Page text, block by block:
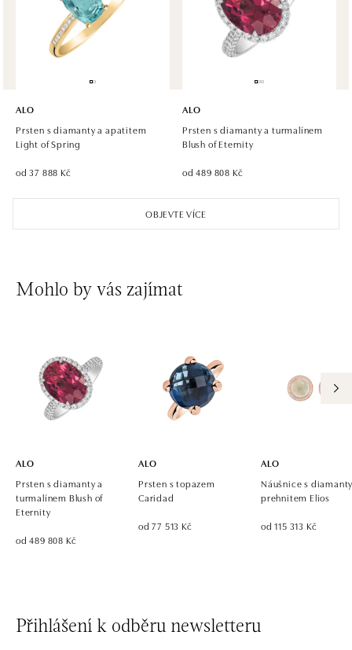
Roztylská 2321/19, 148 00 Praha 4 - Chodov
tel.: +420 773 585 559, +420 730 802 800
dnes otevřeno od 09:00
ALO diamonds Hilton, Košice
dnes otevřeno od 09:00
Einsteinova 18, 851 01 Bratislava
ALO diamonds OC Avion, Bratislava
Ivanská cesta 16, 821 04 Bratislava
ALO diamonds OC Eurovea, Bratislava
Pribinova 8, 811 09 Bratislava
tel.: +421 917 090 700, +421 918 777 670
OBJEVTE VÍCE
ALO
Prsten s diamanty a apatitem
Light of Spring
od 37 888 Kč
ALO
Prsten s diamanty a turmalínem
Blush of Eternity
od 489 808 Kč
Mohlo by vás zajímat
ALO
Prsten s diamanty a
turmalínem Blush of
Eternity
od 489 808 Kč
ALO
Prsten s topazem
Caridad
od 77 513 Kč
ALO
Náušnice s
prehnitem Elios
od 115 313 Kč
Přihlášení k odběru newsletteru